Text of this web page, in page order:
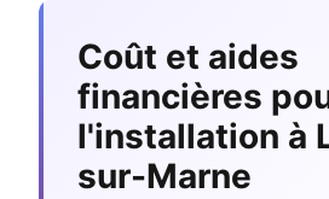
Coût et aides
financières
l'installation à
sur-Marne